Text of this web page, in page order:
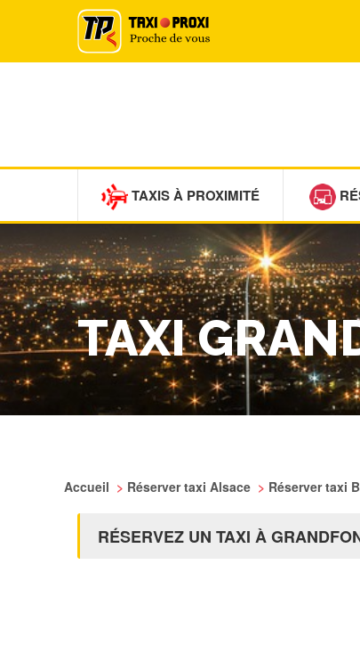
TAXIS À PROXIMITÉ
TAXI
Accueil > Réserver taxi Alsace > Réserver taxi
RÉSERVEZ UN TAXI À